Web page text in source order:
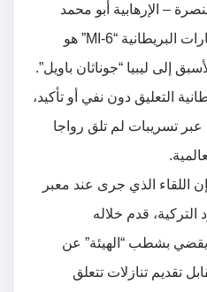
– الإرهابية أبو محمد
الجولاني، بممثل عن الاستخبارات البريطانية “MI-6” هو
إلى ليبيا “جوناثان باويل”.
التعليق دون نفي أو تأكيد،
تسريبات لم تلق رواجا
الذي جرى عند معبر
قدم خلاله
يقضي بشطب “الهيئة” عن
تقديم تنازلات تتعلق